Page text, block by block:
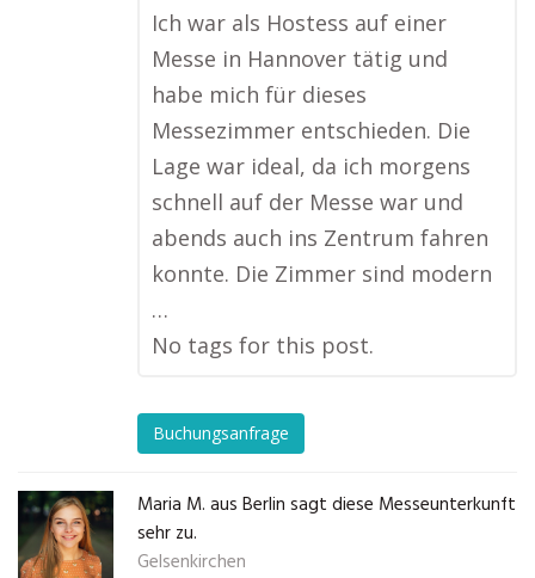
Ich war als Hostess auf einer
Messe in Hannover tätig und
habe mich für dieses
Messezimmer entschieden. Die
Lage war ideal, da ich morgens
schnell auf der Messe war und
abends auch ins Zentrum fahren
konnte. Die Zimmer sind modern
…
No tags for this post.
Buchungsanfrage
Maria M. aus Berlin sagt diese Messeunterkunft
sehr zu.
Gelsenkirchen